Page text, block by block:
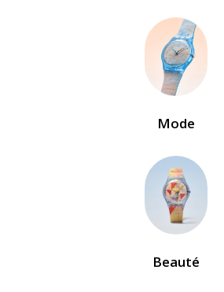
Mode
Beauté